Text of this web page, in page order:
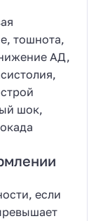
тошнота,
АД,
шок,
если